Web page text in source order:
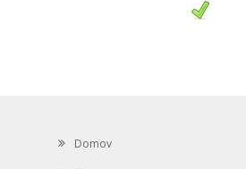
Domov